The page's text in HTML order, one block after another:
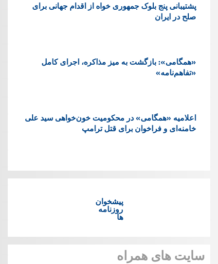
پشتيبانی پنج بلوک جمهوری خواه از اقدام جهانی برای
صلح در ایران
«همگامی»: بازگشت به میز مذاکره، اجرای کامل
«تفاهم‌نامه»
اعلامیه «همگامی» در محکومیت خون‌خواهی سید علی
خامنه‌ای و فراخوان برای قتل ترامپ
پیشخوان
روزنامه
ها
سایت های همراه